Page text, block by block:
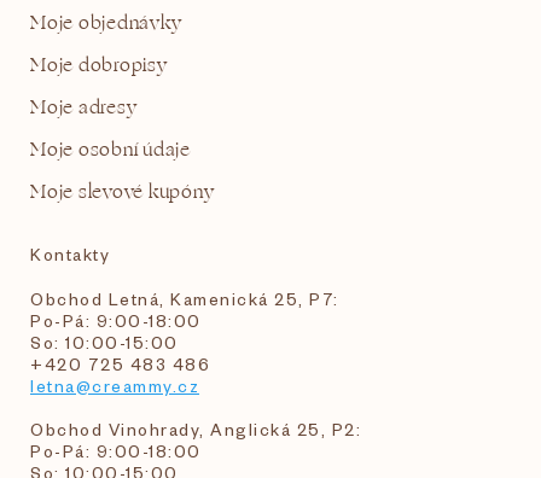
Moje objednávky
Moje dobropisy
Moje adresy
Moje osobní údaje
Moje slevové kupóny
Kontakty
Obchod Letná, Kamenická 25, P7:
Po-Pá: 9:00-18:00
So: 10:00-15:00
+420 725 483 486
letna@creammy.cz
Obchod Vinohrady, Anglická 25, P2:
Po-Pá: 9:00-18:00
So: 10:00-15:00